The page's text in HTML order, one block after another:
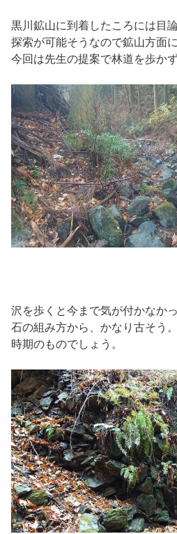
黒川鉱山に到着したころには目
探索が可能そうなので鉱山方面
今回は先生の提案で林道を歩か
沢を歩くと今まで気が付かなか
石の組み方から、かなり古そう
時期のものでしょう。